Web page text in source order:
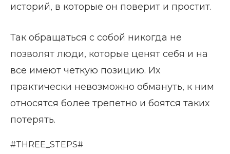
историй, в которые он поверит и простит.
Так обращаться с собой никогда не
позволят люди, которые ценят себя и на
все имеют четкую позицию. Их
практически невозможно обмануть, к ним
относятся более трепетно и боятся таких
потерять.
#THREE_STEPS#